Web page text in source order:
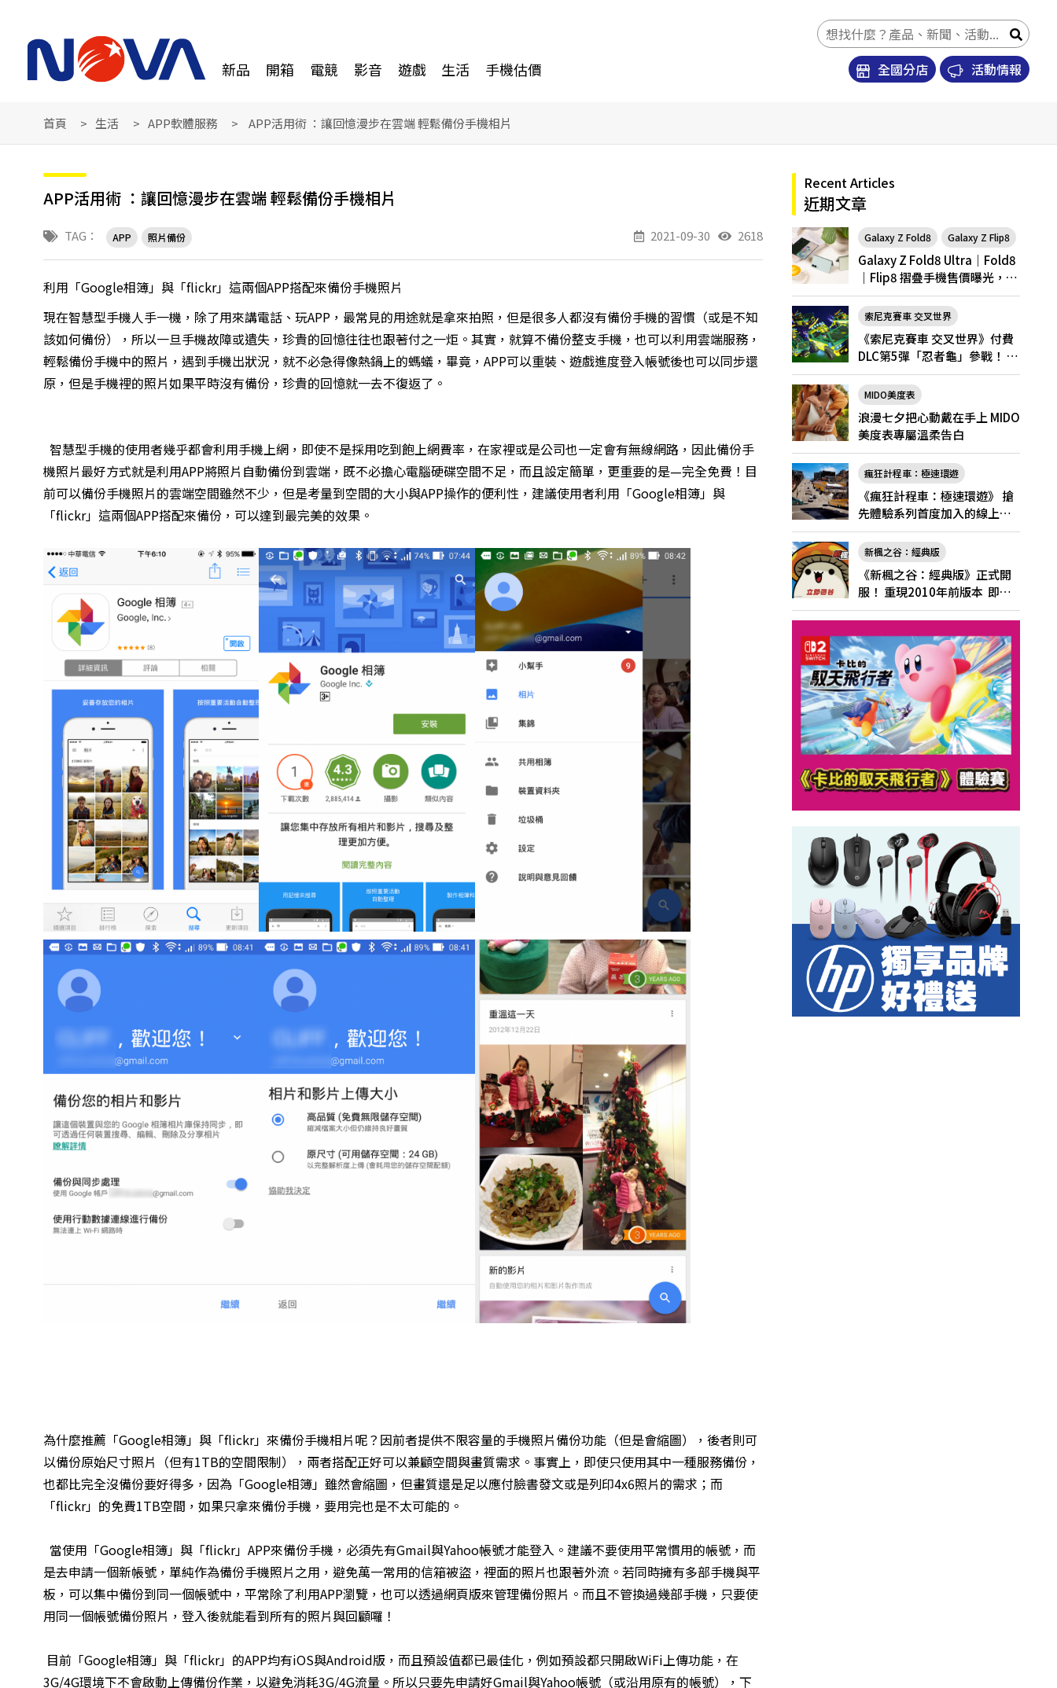
新品 開箱 電競 影音 遊戲 生活 手機估價 活動情報
全國分店
首頁 生活 APP軟體服務 APP活用術 ：讓回憶漫步在雲端 輕鬆備份手機相片
APP活用術 ：讓回憶漫步在雲端 輕鬆備份手機相片
TAG： APP 照片備份 2021-09-30 2618
利用「Google相簿」與「flickr」這兩個APP搭配來備份手機照片
現在智慧型手機人手一機，除了用來講電話、玩APP，最常見的用途就是拿來拍照，但是很多人都沒有備份手機的習慣（或是不知
該如何備份），所以一旦手機故障或遺失，珍貴的回憶往往也跟著付之一炬。其實，就算不備份整支手機，也可以利用雲端服務，
輕鬆備份手機中的照片，遇到手機出狀況，就不必急得像熱鍋上的螞蟻，畢竟，APP可以重裝、遊戲進度登入帳號後也可以同步還
原，但是手機裡的照片如果平時沒有備份，珍貴的回憶就一去不復返了。
智慧型手機的使用者幾乎都會利用手機上網，即使不是採用吃到飽上網費率，在家裡或是公司也一定會有無線網路，因此備份手
機照片最好方式就是利用APP將照片自動備份到雲端，既不必擔心電腦硬碟空間不足，而且設定簡單，更重要的是—完全免費！目
前可以備份手機照片的雲端空間雖然不少，但是考量到空間的大小與APP操作的便利性，建議使用者利用「Google相簿」與
「flickr」這兩個APP搭配來備份，可以達到最完美的效果。
為什麼推薦「Google相簿」與「flickr」來備份手機相片呢？因前者提供不限容量的手機照片備份功能（但是會縮圖），後者則可
以備份原始尺寸照片（但有1TB的空間限制），兩者搭配正好可以兼顧空間與畫質需求。事實上，即使只使用其中一種服務備份，
也都比完全沒備份要好得多，因為「Google相簿」雖然會縮圖，但畫質還是足以應付臉書發文或是列印4x6照片的需求；而
「flickr」的免費1TB空間，如果只拿來備份手機，要用完也是不太可能的。
當使用「Google相簿」與「flickr」APP來備份手機，必須先有Gmail與Yahoo帳號才能登入。建議不要使用平常慣用的帳號，而
是去申請一個新帳號，單純作為備份手機照片之用，避免萬一常用的信箱被盜，裡面的照片也跟著外流。若同時擁有多部手機與平
板，可以集中備份到同一個帳號中，平常除了利用APP瀏覽，也可以透過網頁版來管理備份照片。而且不管換過幾部手機，只要使
用同一個帳號備份照片，登入後就能看到所有的照片與回顧囉！
目前「Google相簿」與「flickr」的APP均有iOS與Android版，而且預設值都已最佳化，例如預設都只開啟WiFi上傳功能，在
3G/4G環境下不會啟動上傳備份作業，以避免消耗3G/4G流量。所以只要先申請好Gmail與Yahoo帳號（或沿用原有的帳號），下
Recent Articles
近期文章
Galaxy Z Fold8 Galaxy Z Flip8
Galaxy Z Fold8 Ultra｜Fold8
｜Flip8 摺疊手機售價曝光，開
放預購
索尼克賽車 交叉世界
《索尼克賽車 交叉世界》付費
DLC第5彈「忍者龜」參戰！ 7
月31日（五）起將舉辦「忍者
龜祭典」
MIDO美度表
浪漫七夕把心動戴在手上 MIDO
美度表專屬溫柔告白
瘋狂計程車：極速環遊
《瘋狂計程車：極速環遊》 搶
先體驗系列首度加入的線上多
人遊玩！
新楓之谷：經典版
《新楓之谷：經典版》正式開
服！ 重現2010年前版本 即日
起登入領好禮